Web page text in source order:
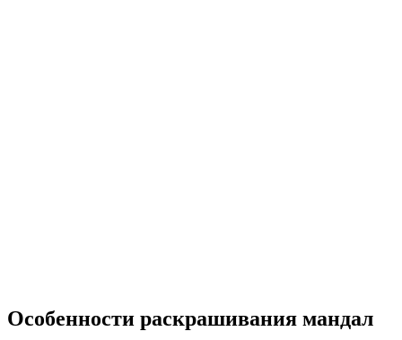
Особенности раскрашивания мандал